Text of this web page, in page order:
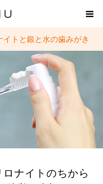
イトと銀と⽔の⻭みがき
ロナイトのちから